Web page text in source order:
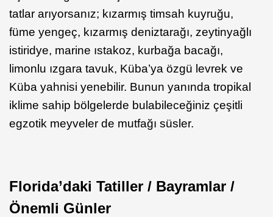
tatlar arıyorsanız; kızarmış timsah kuyruğu,
füme yengeç, kızarmış deniztarağı, zeytinyağlı
istiridye, marine ıstakoz, kurbağa bacağı,
limonlu ızgara tavuk, Küba’ya özgü levrek ve
Küba yahnisi yenebilir. Bunun yanında tropikal
iklime sahip bölgelerde bulabileceğiniz çeşitli
egzotik meyveler de mutfağı süsler.
Florida’daki Tatiller / Bayramlar /
Önemli Günler